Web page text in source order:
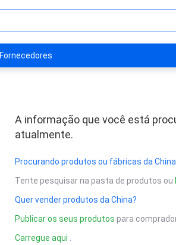
Fornecedores
A informação que você está
atualmente.
Procurando produtos ou fábricas da
Tente pesquisar na pasta de produtos ou
Quer vender produtos da China?
Publicar os seus produtos para
Carregue aqui